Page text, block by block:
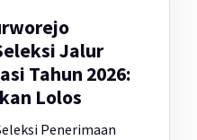
Jalur
Tahun 2026:
Lolos
Penerimaan